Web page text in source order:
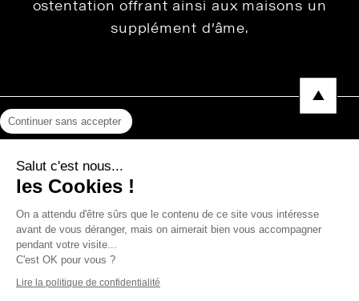
ostentation offrant ainsi aux maisons un
supplément d’âme.
Protection des données
Photos, Vidéos & Catalogues
Continuer sans accepter
Salut c'est nous...
les Cookies !
On a attendu d'être sûrs que le contenu de ce site vous intéresse
avant de vous déranger, mais on aimerait bien vous accompagner
pendant votre visite...
C'est OK pour vous ?
Lire la politique de confidentialité